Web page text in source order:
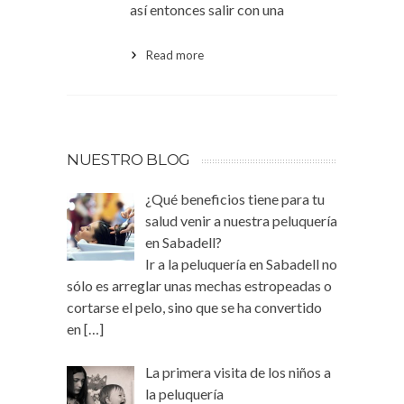
así entonces salir con una
Read more
NUESTRO BLOG
¿Qué beneficios tiene para tu
salud venir a nuestra peluquería
en Sabadell?
Ir a la peluquería en Sabadell no
sólo es arreglar unas mechas estropeadas o
cortarse el pelo, sino que se ha convertido
en[…]
La primera visita de los niños a
la peluquería